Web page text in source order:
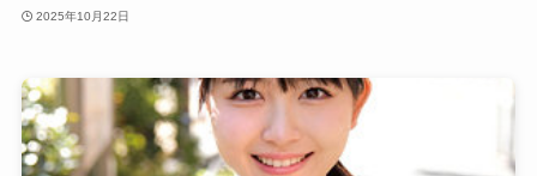
2025年10月22日